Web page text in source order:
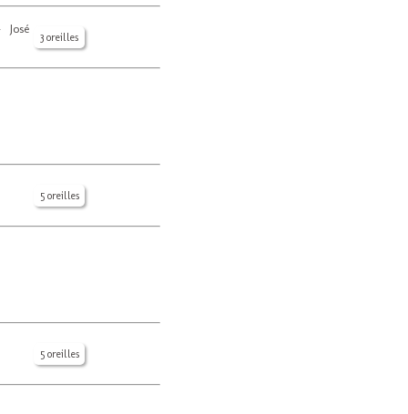
3 oreilles
5 oreilles
5 oreilles